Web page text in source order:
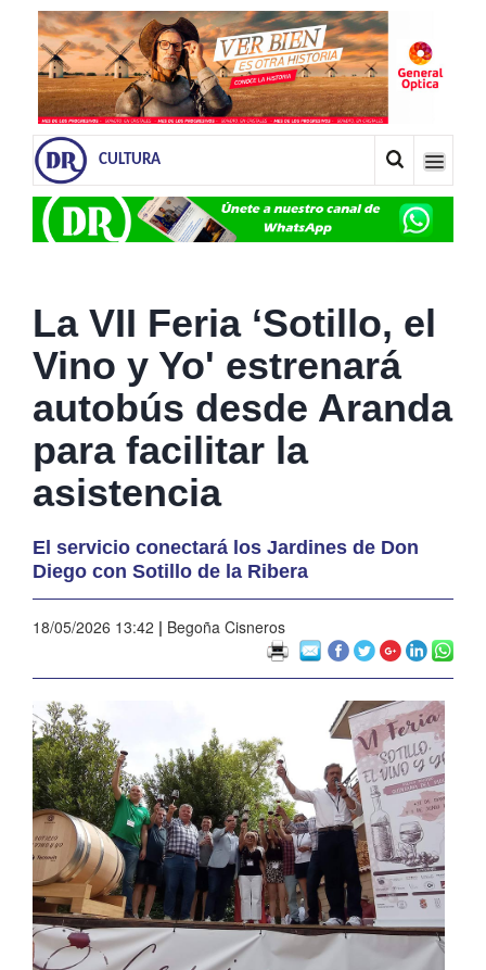
CULTURA
La VII Feria ‘Sotillo, el
Vino y Yo' estrenará
autobús desde Aranda
para facilitar la
asistencia
El servicio conectará los Jardines de Don
Diego con Sotillo de la Ribera
18/05/2026 13:42 | Begoña Cisneros